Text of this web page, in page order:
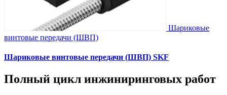
Шариковые
винтовые передачи (ШВП)
Шариковые винтовые передачи (ШВП) SKF
Полный цикл инжиниринговых работ